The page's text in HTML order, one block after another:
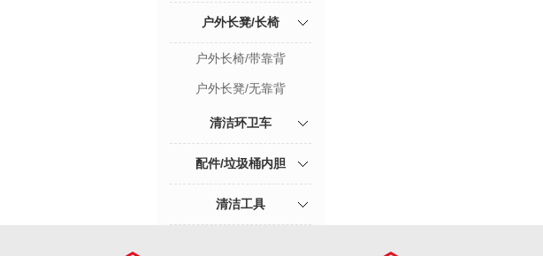
户外长凳/长椅
户外长椅/带靠背
户外长凳/无靠背
清洁环卫车
配件/垃圾桶内胆
清洁工具